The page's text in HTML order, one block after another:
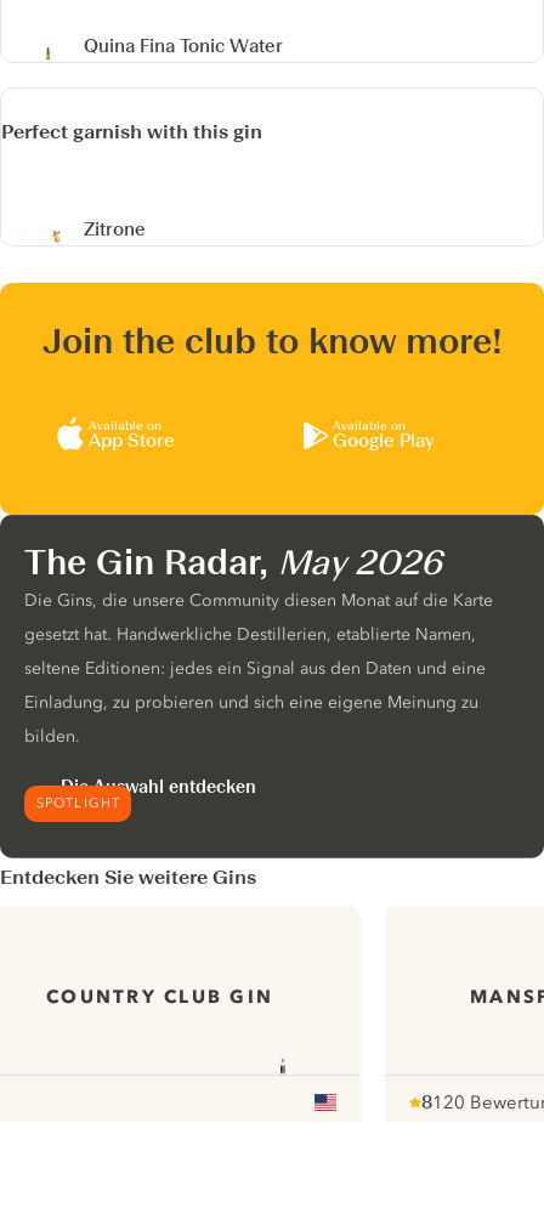
Quina Fina Tonic Water
Perfect garnish with this gin
Zitrone
Join the club to know more!
Available on
App Store
Available on
Google Play
SPOTLIGHT
The Gin Radar, May 2026
Die Gins, die unsere Community diesen Monat auf die Karte
gesetzt hat. Handwerkliche Destillerien, etablierte Namen,
seltene Editionen: jedes ein Signal aus den Daten und eine
Einladung, zu probieren und sich eine eigene Meinung zu
bilden.
Die Auswahl entdecken
Entdecken Sie weitere Gins
COUNTRY CLUB GIN
8120